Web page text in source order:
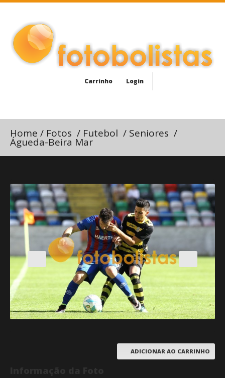
Carrinho Login
Home / Fotos / Futebol / Seniores /
Águeda-Beira Mar
ADICIONAR AO CARRINHO